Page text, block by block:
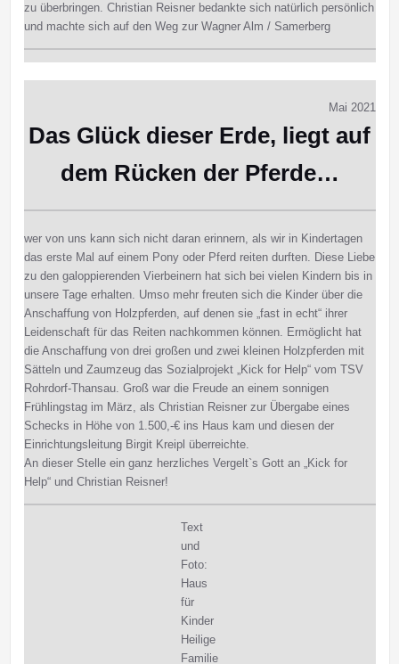
zu überbringen. Christian Reisner bedankte sich natürlich persönlich
und machte sich auf den Weg zur Wagner Alm / Samerberg
Mai 2021
Das Glück dieser Erde, liegt auf
dem Rücken der Pferde…
wer von uns kann sich nicht daran erinnern, als wir in Kindertagen
das erste Mal auf einem Pony oder Pferd reiten durften. Diese Liebe
zu den galoppierenden Vierbeinern hat sich bei vielen Kindern bis in
unsere Tage erhalten. Umso mehr freuten sich die Kinder über die
Anschaffung von Holzpferden, auf denen sie „fast in echt“ ihrer
Leidenschaft für das Reiten nachkommen können. Ermöglicht hat
die Anschaffung von drei großen und zwei kleinen Holzpferden mit
Sätteln und Zaumzeug das Sozialprojekt „Kick for Help“ vom TSV
Rohrdorf-Thansau. Groß war die Freude an einem sonnigen
Frühlingstag im März, als Christian Reisner zur Übergabe eines
Schecks in Höhe von 1.500,-€ ins Haus kam und diesen der
Einrichtungsleitung Birgit Kreipl überreichte.
An dieser Stelle ein ganz herzliches Vergelt`s Gott an „Kick for
Help“ und Christian Reisner!
Text
und
Foto:
Haus
für
Kinder
Heilige
Familie